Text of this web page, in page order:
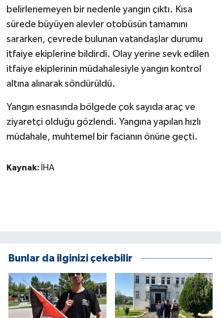
belirlenemeyen bir nedenle yangın çıktı. Kısa
sürede büyüyen alevler otobüsün tamamını
sararken, çevrede bulunan vatandaşlar durumu
itfaiye ekiplerine bildirdi. Olay yerine sevk edilen
itfaiye ekiplerinin müdahalesiyle yangın kontrol
altına alınarak söndürüldü.
Yangın esnasında bölgede çok sayıda araç ve
ziyaretçi olduğu gözlendi. Yangına yapılan hızlı
müdahale, muhtemel bir facianın önüne geçti.
Kaynak: İHA
Bunlar da ilginizi çekebilir
Jandarma
Kadın
KÜLTÜR SANAT
Otomobil
Sağlık
Turizm
ÜLKE GÜNDEMİ